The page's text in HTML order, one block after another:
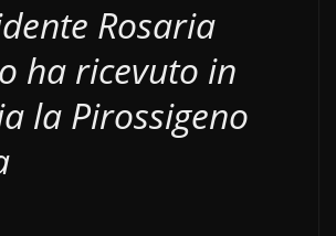
Rosaria
ha ricevuto in
la Pirossigeno